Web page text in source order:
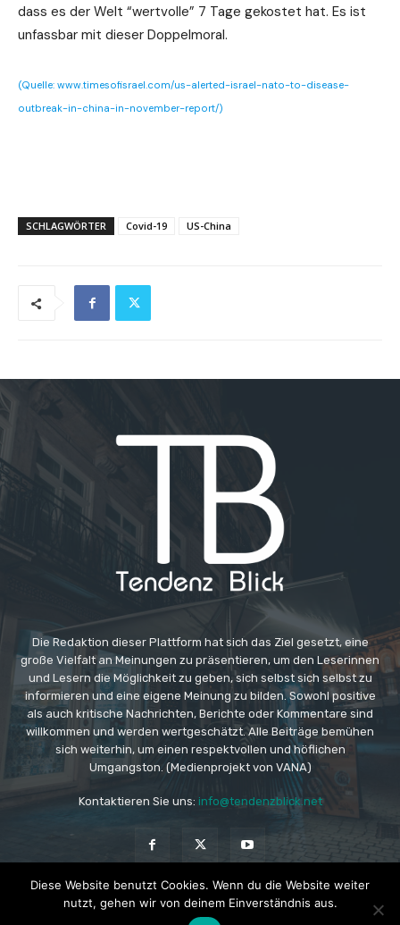
dass es der Welt “wertvolle” 7 Tage gekostet hat. Es ist
unfassbar mit dieser Doppelmoral.
(Quelle: www.timesofisrael.com/us-alerted-israel-nato-to-disease-
outbreak-in-china-in-november-report/)
SCHLAGWÖRTER Covid-19 US-China
Die Redaktion dieser Plattform hat sich das Ziel gesetzt, eine
große Vielfalt an Meinungen zu präsentieren, um den Leserinnen
und Lesern die Möglichkeit zu geben, sich selbst sich selbst zu
informieren und eine eigene Meinung zu bilden. Sowohl positive
als auch kritische Nachrichten, Berichte oder Kommentare sind
willkommen und werden wertgeschätzt. Alle Beiträge bemühen
sich weiterhin, um einen respektvollen und höflichen
Umgangston. (Medienprojekt von VANA)
Kontaktieren Sie uns: info@tendenzblick.net
© Copyright - TB - Aktuelle Nachrichten online
Diese Website benutzt Cookies. Wenn du die Website weiter
nutzt, gehen wir von deinem Einverständnis aus.